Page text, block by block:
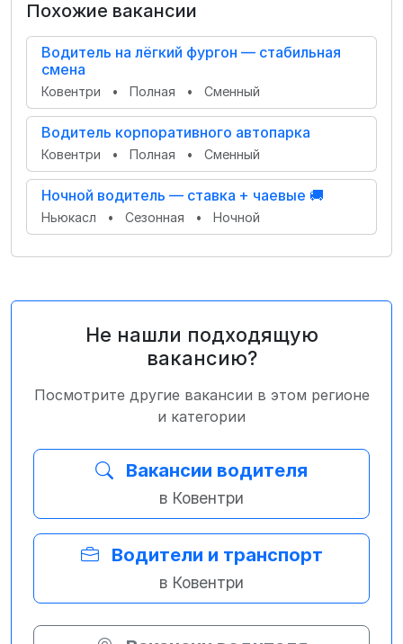
Похожие вакансии
Водитель на лёгкий фургон — стабильная
смена
Ковентри • Полная • Сменный
Водитель корпоративного автопарка
Ковентри • Полная • Сменный
Ночной водитель — ставка + чаевые 🚚
Ньюкасл • Сезонная • Ночной
Не нашли подходящую
вакансию?
Посмотрите другие вакансии в этом регионе
и категории
Вакансии водителя
в Ковентри
Водители и транспорт
в Ковентри